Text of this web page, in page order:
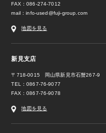
FAX：086-274-7012
mail：info-used@fuji-group.com
地図を見る
新見支店
〒718-0015 岡山県新見市石蟹267-9
TEL：0867-76-9077
FAX：0867-76-9078
地図を見る